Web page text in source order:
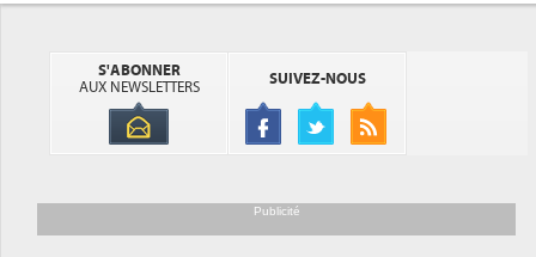
S'ABONNER
AUX NEWSLETTERS
SUIVEZ-NOUS
Publicité